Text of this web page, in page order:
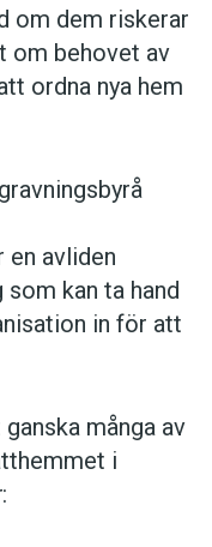
om dem riskerar
om behovet av
ordna nya hem
en avliden
kan ta hand
in för att
många av
i
: